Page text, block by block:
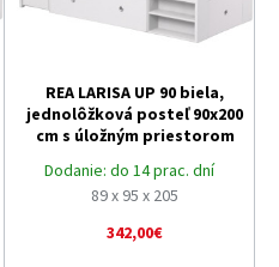
Dodanie: do 14 prac. dní
89 x 95 x 205
REA LARISA UP 90 biela,
jednolôžková posteľ 90x200
cm s úložným priestorom
342,00€